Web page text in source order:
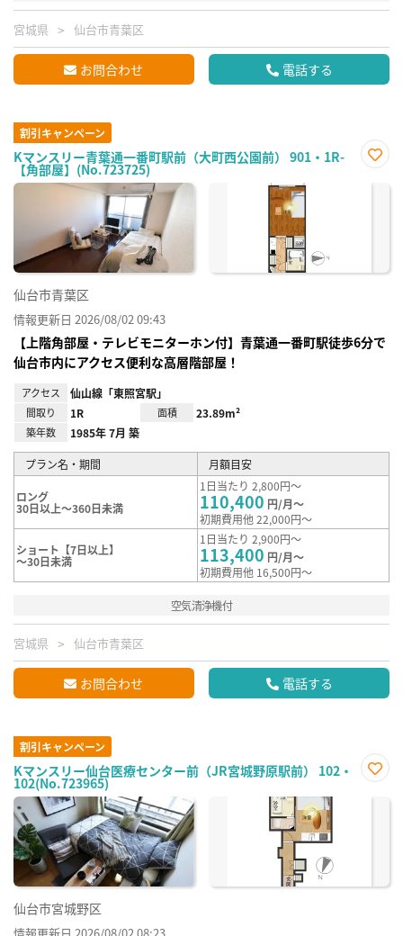
宮城県 仙台市青葉区
お問合わせ 電話する
割引キャンペーン
Kマンスリー青葉通一番町駅前（大町西公園前） 901・1R-
【角部屋】(No.723725)
に入
仙台市青葉区
情報更新日 2026/08/02 09:43
【上階角部屋・テレビモニターホン付】青葉通一番町駅徒歩6分で
仙台市内にアクセス便利な高層階部屋！
アクセス 仙山線「東照宮駅」
間取り 1R 面積 23.89m²
築年数 1985年 7月 築
プラン名・期間 月額目安
ロング
30日以上～360日未満
1日当たり 2,800円～
110,400 円/月～
初期費用他 22,000円～
ショート【7日以上】
～30日未満
1日当たり 2,900円～
113,400 円/月～
初期費用他 16,500円～
空気清浄機付
宮城県 仙台市青葉区
お問合わせ 電話する
割引キャンペーン
Kマンスリー仙台医療センター前（JR宮城野原駅前） 102・
102(No.723965)
に入
仙台市宮城野区